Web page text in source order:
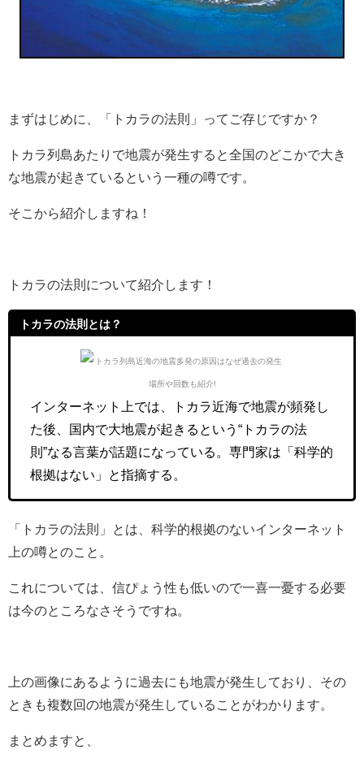
まずはじめに、「トカラの法則」ってご存じですか？
トカラ列島あたりで地震が発生すると全国のどこかで大き
な地震が起きているという一種の噂です。
そこから紹介しますね！
トカラの法則について紹介します！
トカラの法則とは？
インターネット上では、トカラ近海で地震が頻発し
た後、国内で大地震が起きるという“トカラの法
則”なる言葉が話題になっている。専門家は「科学的
根拠はない」と指摘する。
「トカラの法則」とは、科学的根拠のないインターネット
上の噂とのこと。
これについては、信ぴょう性も低いので一喜一憂する必要
は今のところなさそうですね。
上の画像にあるように過去にも地震が発生しており、その
ときも複数回の地震が発生していることがわかります。
まとめますと、